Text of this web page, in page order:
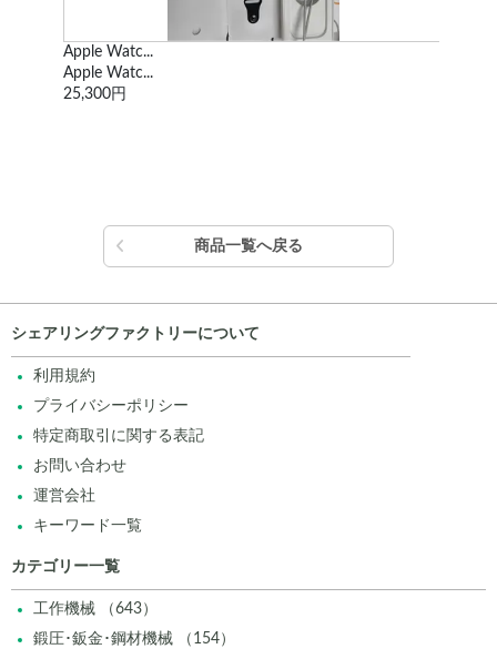
Apple Watc...
Apple Watc...
25,300円
商品一覧へ戻る
シェアリングファクトリーについて
利用規約
プライバシーポリシー
特定商取引に関する表記
お問い合わせ
運営会社
キーワード一覧
カテゴリー一覧
工作機械 （643）
鍛圧･鈑金･鋼材機械 （154）